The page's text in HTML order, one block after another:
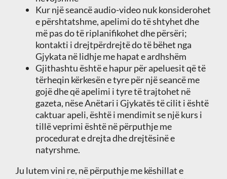
Kur një seancë audio-video nuk konsiderohet
e përshtatshme, apelimi do të shtyhet dhe
më pas do të riplanifikohet dhe përsëri;
kontakti i drejtpërdrejtë do të bëhet nga
Gjykata në lidhje me hapat e ardhshëm
Gjithashtu është e hapur për apeluesit që të
tërheqin kërkesën e tyre për një seancë me
gojë dhe që apelimi i tyre të trajtohet në
gazeta, nëse Anëtari i Gjykatës të cilit i është
caktuar apeli, është i mendimit se një kurs i
tillë veprimi është në përputhje me
procedurat e drejta dhe drejtësinë e
natyrshme.
Ju lutem vini re, në përputhje me këshillat e